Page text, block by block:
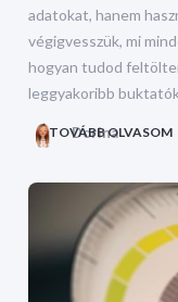
adatokat, hanem
végigvesszük, mi
hogyan tudod
leggyakoribb
Dorina
TOVÁBB OLVASOM